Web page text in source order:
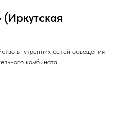
(Иркутская
внутренних сетей освещения
комбината.